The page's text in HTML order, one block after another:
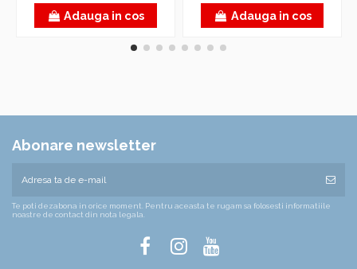
Adauga in cos Adauga in cos
Abonare newsletter
Te poti dezabona in orice moment. Pentru aceasta te rugam sa folosesti informatiile
noastre de contact din nota legala.